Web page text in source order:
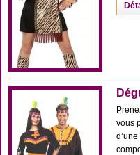
vous